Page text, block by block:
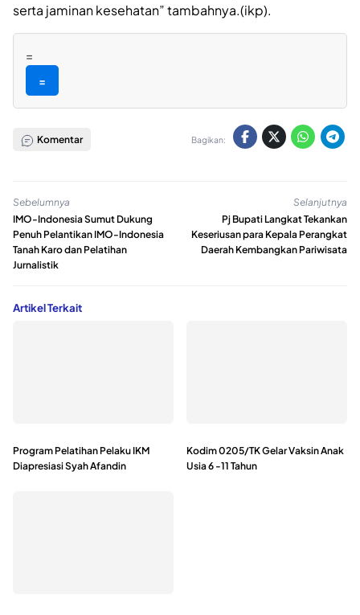
serta jaminan kesehatan” tambahnya.(ikp).
=
=
Komentar Bagikan:
Sebelumnya
IMO-Indonesia Sumut Dukung
Penuh Pelantikan IMO-Indonesia
Tanah Karo dan Pelatihan
Jurnalistik
Selanjutnya
Pj Bupati Langkat Tekankan
Keseriusan para Kepala Perangkat
Daerah Kembangkan Pariwisata
Artikel Terkait
Program Pelatihan Pelaku IKM
Diapresiasi Syah Afandin
Kodim 0205/TK Gelar Vaksin Anak
Usia 6 -11 Tahun